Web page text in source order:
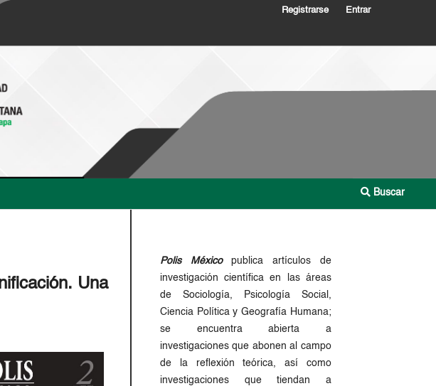
Buscar
Registrarse Entrar
Una
Polis Méxicopublica artículos de
investigación científica en las áreas
de Sociología, Psicología Social,
Ciencia Política y Geografía Humana;
se encuentra abierta a
investigaciones que abonen al campo
de la reflexión teórica, así como
investigaciones que tiendan a